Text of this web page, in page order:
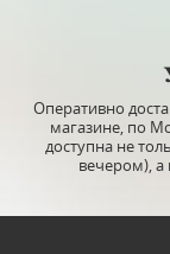
Оперативно
магазине, по
доступна не
вечером), а